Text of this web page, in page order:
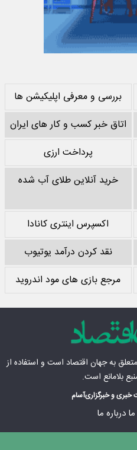
بررسی و معرفی اپلیکیشن ها
اتاق خبر کسب و کار های ایران
پرداخت ارزی
خرید آنلاین طلای آب شده
اکسپرس اینتری کانادا
نقد کردن درآمد یوتیوب
مرجع بازی های مود اندروید
بهجهان اقتصاد است و استفاده از
بلامانع است.
و خبرگزاریآسام
درباره ما